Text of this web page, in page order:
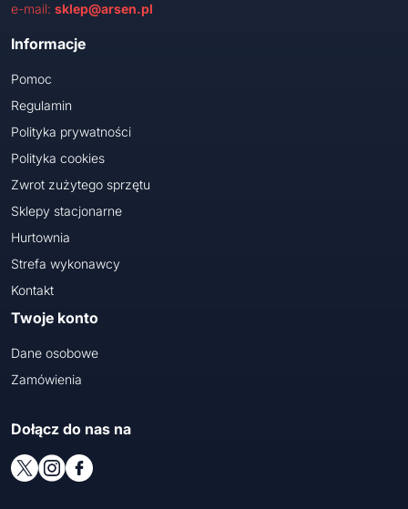
e-mail: sklep@arsen.pl
Informacje
Pomoc
Regulamin
Polityka prywatności
Polityka cookies
Zwrot zużytego sprzętu
Sklepy stacjonarne
Hurtownia
Strefa wykonawcy
Kontakt
Twoje konto
Dane osobowe
Zamówienia
Dołącz do nas na